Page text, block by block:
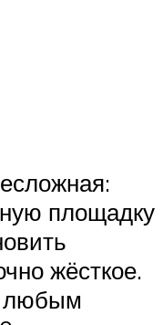
площадку
жёсткое.
любым